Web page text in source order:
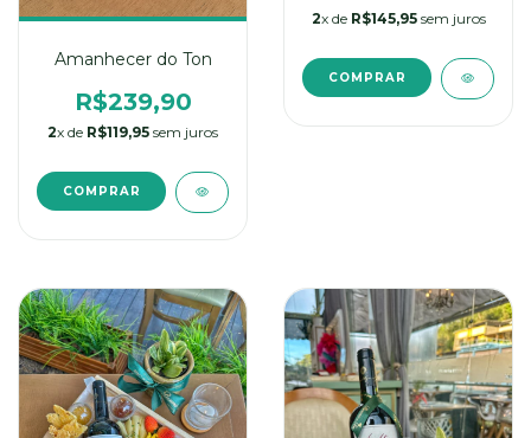
Amanhecer do Ton
R$239,90
2x de R$119,95 sem juros
2x de R$145,95sem juros